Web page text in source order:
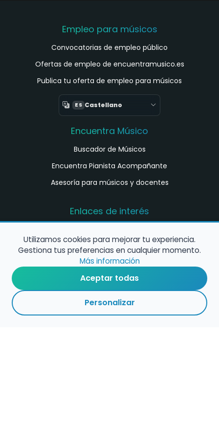
Empleo para músicos
Convocatorias de empleo público
Ofertas de empleo de encuentramusico.es
Publica tu oferta de empleo para músicos
ES Castellano
Encuentra Músico
Buscador de Músicos
Encuentra Pianista Acompañante
Asesoría para músicos y docentes
Enlaces de interés
música en España
Configura alertas de empleo
Contacta con nosotros
Utilizamos cookies para mejorar tu experiencia.
Gestiona tus preferencias en cualquier momento.
Más información
Aceptar todas
Personalizar